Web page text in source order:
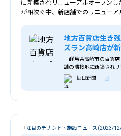
に新築されリニューアルオープン
が相次ぐ中、新店舗でのリニューア
地方百貨店生き
ズラン高崎店が
群馬県高崎市の百貨店
舗の隣接地に新築されリ
は地方百貨店の閉店が相
は異例。同店関係者は「
ースにしたい」と話す。
毎日新聞
「注目のテナント・施設ニュース(2023/